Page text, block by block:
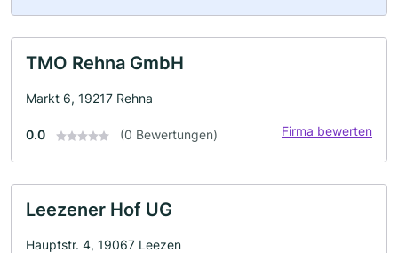
TMO Rehna GmbH
Markt 6, 19217 Rehna
0.0 (0 Bewertungen) Firma bewerten
Leezener Hof UG
Hauptstr. 4, 19067 Leezen